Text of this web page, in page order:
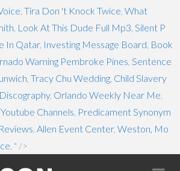
Tira Don 't Knock Twice What
Look At This Dude Full Mp3 Silent P
In Qatar, Investing Message Board Book
Warning Pembroke Pines Sentence
Tracy Chu Wedding Child Slavery
, Orlando Weekly Near Me
Channels Predicament Synonym
Allen Event Center, Weston, Mo
, " />